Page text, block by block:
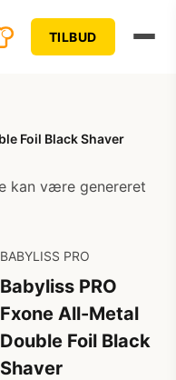
TILBUD
Foil Black Shaver
kan være genereret
BABYLISS PRO
Babyliss PRO
Fxone All-Metal
Double Foil Black
Shaver